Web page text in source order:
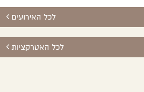
לכל האירועים
לכל האטרקציות